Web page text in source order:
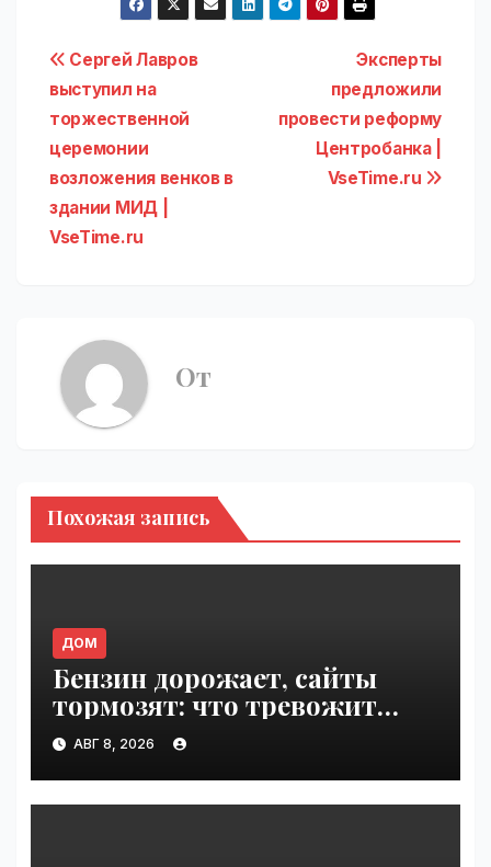
Навигация
по
записям
Эксперты
предложили
провести реформу
Центробанка |
VseTime.ru
Сергей Лавров
выступил на
торжественной
церемонии
возложения венков в
здании МИД |
VseTime.ru
От
Похожая запись
ДОМ
Бензин дорожает, сайты
тормозят: что тревожит
россиян больше? |
VseTime.ru
АВГ 8, 2026